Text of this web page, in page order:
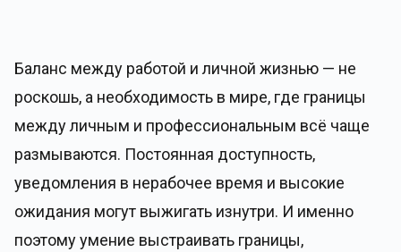
Баланс между работой и личной жизнью — не
роскошь, а необходимость в мире, где границы
между личным и профессиональным всё чаще
размываются. Постоянная доступность,
уведомления в нерабочее время и высокие
ожидания могут выжигать изнутри. И именно
поэтому умение выстраивать границы,